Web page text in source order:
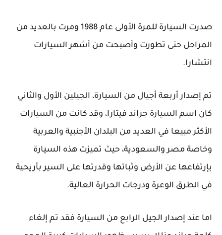
صدرت السيارة للمرة الأولى عام 1988 ومرت بالعديد من
المراحل حتى تطورت وأصبحت من أشهر السيارات
انتشارا.
تم إصدار أربعة أجيال من السيارة، الجيلين الأول والثاني
كان اسم السيارة جراند فيتارا، وقد كانت من السيارات
الأكثر مبيعا في العديد من البلدان الأجنبية والعربية
وخاصة مصر والسعودية، حيث تميزت هذه السيارة
بإرتفاعها عن الأرض وثباتها وقدرتها على السير بأريحية
في الطرق الوعرة ودرجات الحرارة العالية.
اما عند إصدار الجيل الرابع من السيارة فقد تم إلغاء